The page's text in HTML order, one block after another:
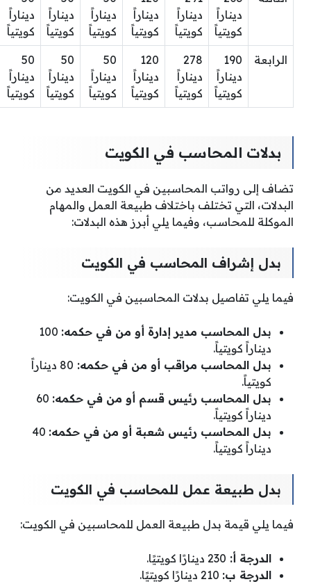
ديناراً
كويتياً
ديناراً
كويتياً
ديناراً
كويتياً
ديناراً
كويتياً
ديناراً
كويتياً
ديناراً
كويتياً
الرابعة
190
ديناراً
كويتياً
278
ديناراً
كويتياً
120
ديناراً
كويتياً
50
ديناراً
كويتياً
50
ديناراً
كويتياً
50
ديناراً
كويتياً
بدلات المحاسب في الكويت
تضاف إلى رواتب المحاسبين في الكويت العديد من
البدلات، التي تختلف باختلاف طبيعة العمل والمهام
الموكلة للمحاسب، وفيما يلي أبرز هذه البدلات:
بدل إشراف المحاسب في الكويت
فيما يلي تفاصيل بدلات المحاسبين في الكويت:
بدل المحاسب مدير إدارة أو من في حكمه: 100
ديناراً كويتياً.
بدل المحاسب مراقب أو من في حكمه:
80 ديناراً
كويتياً.
بدل المحاسب رئيس قسم أو من في حكمه: 60
ديناراً كويتياً.
بدل المحاسب رئيس شعبة أو من في حكمه: 40
ديناراً كويتياً.
بدل طبيعة عمل للمحاسب في الكويت
فيما يلي قيمة بدل طبيعة العمل للمحاسبين في الكويت:
الدرجة أ: 230 دينارًا كويتيًا.
الدرجة ب: